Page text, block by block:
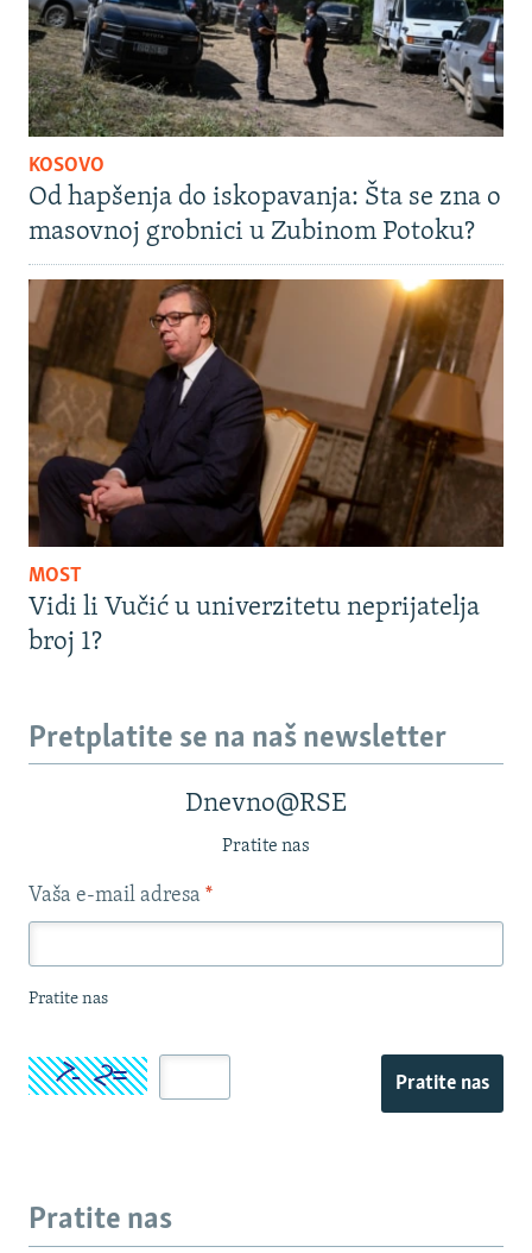
KOSOVO
Od hapšenja do iskopavanja: Šta se zna o
masovnoj grobnici u Zubinom Potoku?
MOST
Vidi li Vučić u univerzitetu neprijatelja
broj 1?
Pretplatite se na naš newsletter
Dnevno@RSE
Pratite nas
Vaša e-mail adresa *
Pratite nas
Pratite nas
Pratite nas